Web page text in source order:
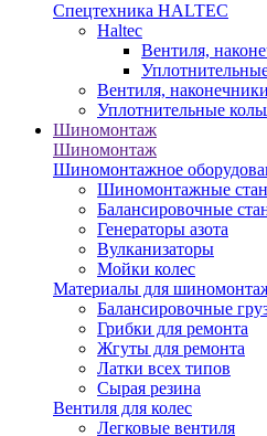
Спецтехника HALTEC
Haltec
Вентиля,
Вентиля,
Уплотнительные
Шиномонтаж
Шиномонтаж
Шиномонтажное
Шиномонтажные
Балансировочные
Генераторы азота
Вулканизаторы
Мойки колес
Материалы для
Балансировочные
Грибки для ремонта
Жгуты для ремонта
Латки всех типов
Сырая резина
Вентиля для колес
Легковые вентиля